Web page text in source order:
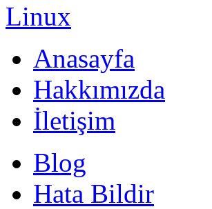
Anasayfa
Hakkımızda
İletişim
Blog
Hata Bildir